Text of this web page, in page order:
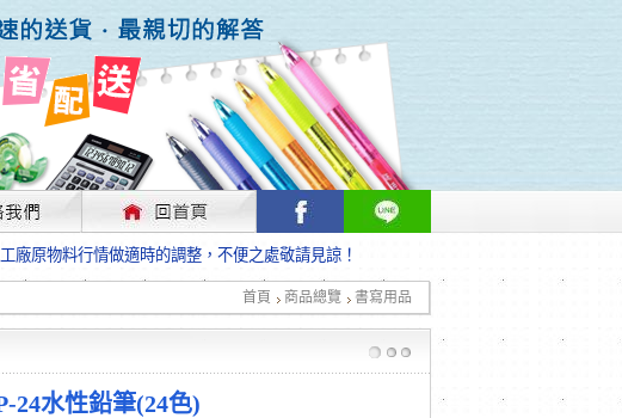
廠原物料行情做適時的調整，不便之處敬請見諒！
廠原物料行情做適時的調整，不便之處敬請見諒！
首頁 商品總覽 書寫用品
24水性鉛筆(24色)